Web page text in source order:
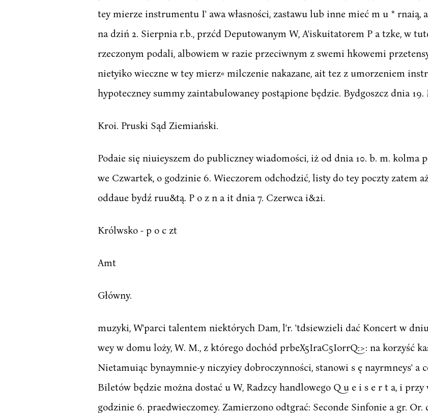
tey mierze instrumentu I' awa własności, zastawu lub inne mieć m u * rnaią,
na dziń 2. Sierpnia r.b., przćd Deputowanym W, A'iskuitatorem P a tzke, w
rzeczonym podali, albowiem w razie przeciwnym z swemi hkowemi
nietyiko wieczne w tey mierz« milczenie nakazane, ait tez z umorzeniem
hypoteczney summy zaintabulowaney postąpione będzie. Bydgoszcz dnia 19.
Kroi. Pruski Sąd Ziemiański.
Podaie się niuieyszem do publiczney wiadomości, iż od dnia 10. b. m. kolma
we Czwartek, o godzinie 6. Wieczorem odchodzić, listy do tey poczty zatem
oddaue bydź ruu&tą. P o z n a it dnia 7. Czerwca i&2i.
Królwsko - p o c zt
Amt
Główny.
muzyki, W'parci talentem niektórych Dam, l'r. 'tdsiewzieli dać Koncert w dniu
wey w domu loży, W. M., z którego dochód prbeX5IraC5IorrQ:>: na korzyść
Nietamuiąc bynaymnie-y niczyiey dobroczynności, stanowi s ę nayrmneys' a
Biletów będzie można dostać u W, Radzcy handlowego Q u e i s e r t a, i
godzinie 6. praedwieczomey. Zamierzono odtgrać: Seconde Sinfonie a gr. Or.